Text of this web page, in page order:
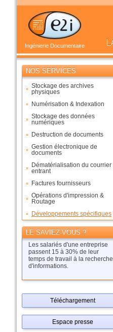
Ingénierie Documentaire
NOS SERVICES
Stockage des archives
physiques
Numérisation & Indexation
Stockage des données
numériques
Destruction de documents
Gestion électronique de
documents
Dématérialisation du courrier
entrant
Factures fournisseurs
Opérations d'impression &
Routage
Développements spécifiques
LE SAVIEZ-VOUS ?
Les salariés d'une entreprise
passent 15 à 30% de leur
temps de travail à la recherche
d'informations.
Téléchargement
Espace presse